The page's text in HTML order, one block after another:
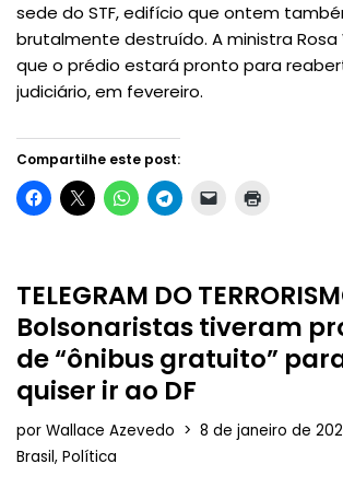
sede do STF, edifício que ontem
brutalmente destruído. A ministra
que o prédio estará pronto para
judiciário, em fevereiro.
Compartilhe este post:
TELEGRAM DO
Bolsonaristas tiveram
de “ônibus gratuito”
quiser ir ao DF
por Wallace Azevedo
8 de janeiro de
Brasil, Política